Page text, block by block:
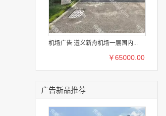
机场广告 遵义新舟机场一层国内...
￥65000.00
广告新品推荐